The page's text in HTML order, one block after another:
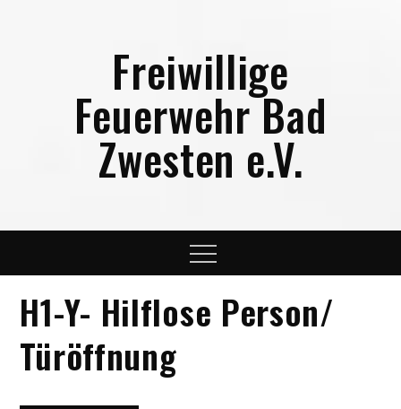
Freiwillige
Feuerwehr Bad
Zwesten e.V.
Menu
H1-Y- Hilflose Person/
Türöffnung